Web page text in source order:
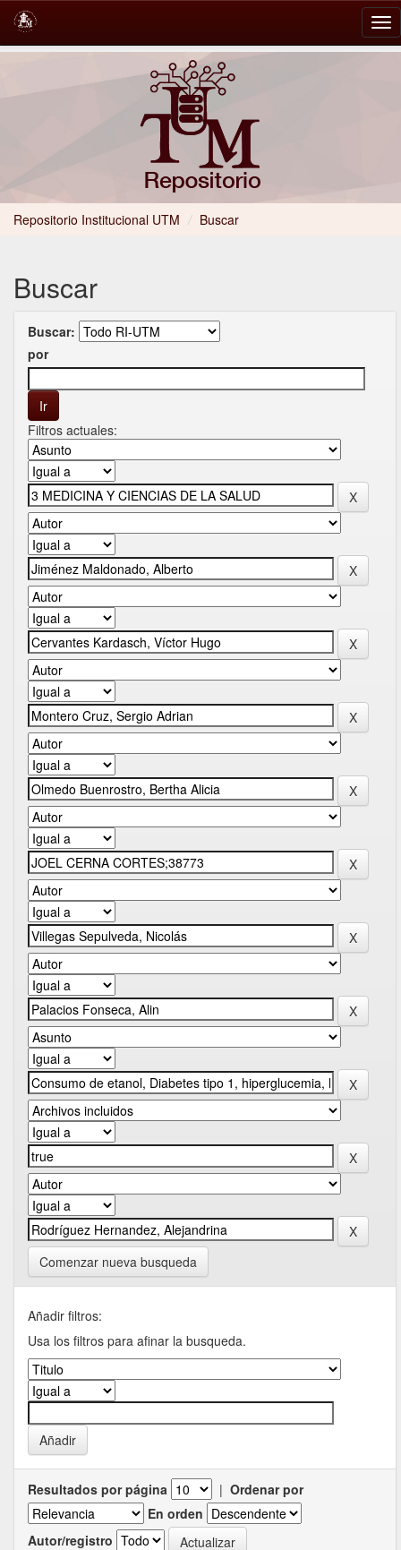
Repositorio Institucional UTM / Buscar
Buscar
Buscar:
por
Filtros actuales:
Comenzar nueva busqueda
Añadir filtros:
Usa los filtros para afinar la busqueda.
Resultados por página | Ordenar por
En orden
Autor/registro